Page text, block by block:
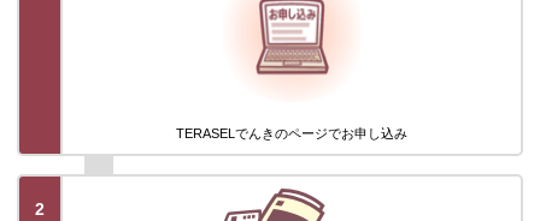
TERASELでんきのページでお申し込み
2